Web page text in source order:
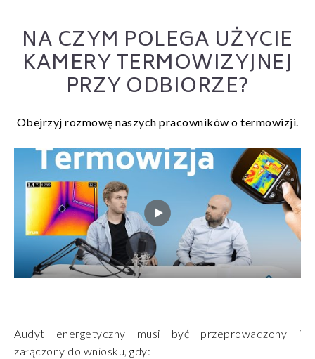
NA CZYM POLEGA UŻYCIE
KAMERY TERMOWIZYJNEJ
PRZY ODBIORZE?
Obejrzyj rozmowę naszych pracowników o termowizji.
Audyt energetyczny musi być przeprowadzony i
załączony do wniosku, gdy: